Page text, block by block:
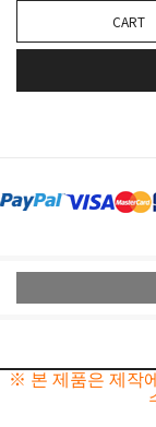
CART
※ 본 제품은 제작